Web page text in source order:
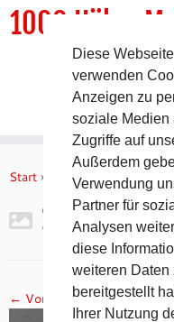
Inhalt
1000
DER
Start » Gipfelbuch Ruine
2017-11-05
← Vorheriges
Diese
verwenden
Anzeigen zu
soziale Medien
Zugriffe auf
Außerdem
Verwendung
Partner für
Analysen
diese
weiteren Daten
bereitgestellt
Ihrer Nutzung